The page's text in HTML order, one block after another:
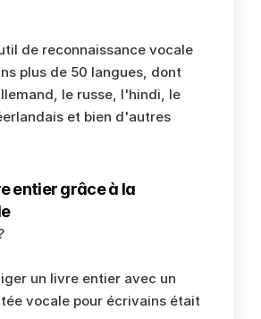
de reconnaissance vocale
plus de 50 langues, dont
le russe, l'hindi, le
et bien d'autres
entier grâce à la
un livre entier avec un
vocale pour écrivains était